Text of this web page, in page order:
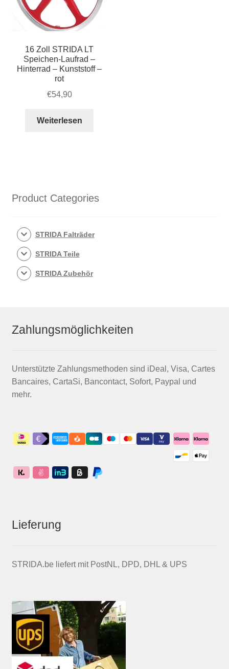
16 Zoll STRIDA LT
Speichen-Laufrad –
Hinterrad – Kunststoff –
rot
€54,90
Weiterlesen
Product Categories
STRIDA Falträder
STRIDA Teile
STRIDA Zubehör
Zahlungsmöglichkeiten
Unterstützte Zahlungsmethoden sind iDeal, Visa, Cartes
Bancaires, CartaSi, Bancontact, Sofort, Paypal und
mehr.
Lieferung
STRIDA.be liefert mit PostNL, DPD, DHL & UPS